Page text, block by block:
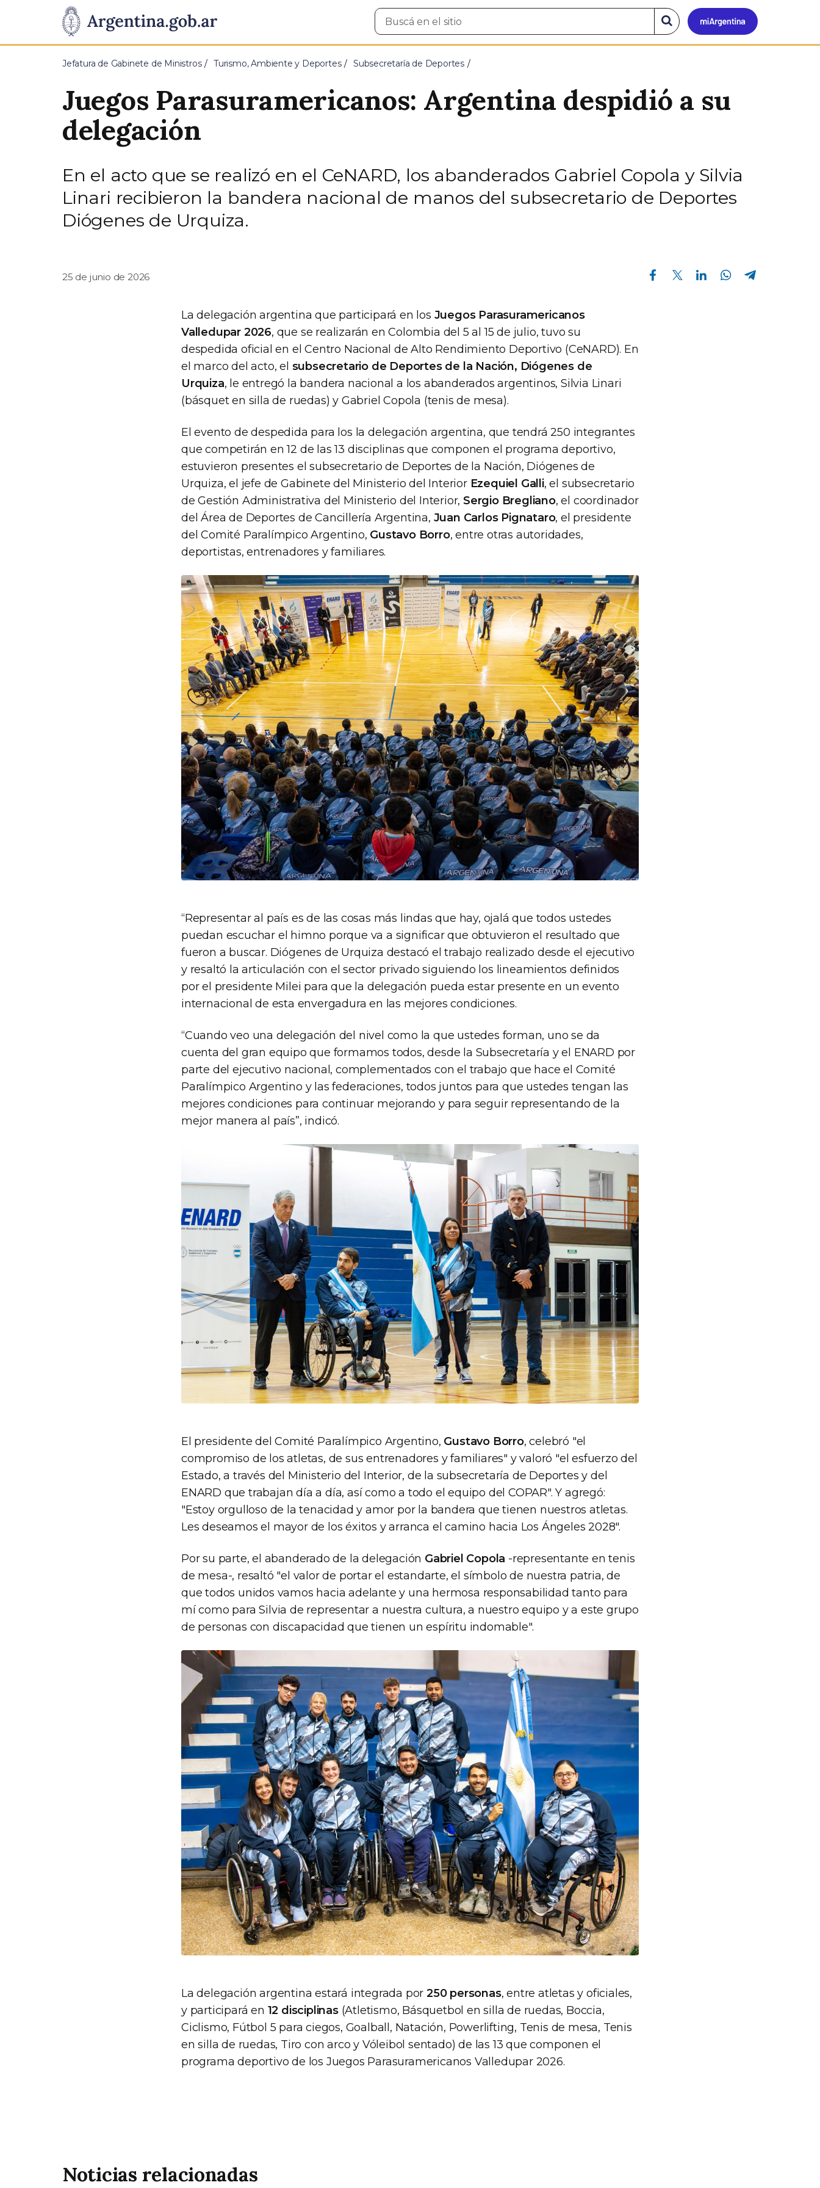
Presidencia
de
Pasar al contenido principal
Mi
Buscar
en
Buscar
en
el
Jefatura de Gabinete de Ministros Turismo, Ambiente y Deportes Subsecretaría de Deportes
Juegos Parasuramericanos: Argentina despidió a su
delegación
En el acto que se realizó en el CeNARD, los abanderados Gabriel Copola y Silvia
Linari recibieron la bandera nacional de manos del subsecretario de Deportes
Diógenes de Urquiza.
25 de junio de 2026
Compartir en Facebook Compartir en Twitter Compartir en Linkedin Compartir en Whatsapp
La delegación argentina que participará en los Juegos Parasuramericanos
Valledupar 2026, que se realizarán en Colombia del 5 al 15 de julio, tuvo su
despedida oficial en el Centro Nacional de Alto Rendimiento Deportivo (CeNARD). En
el marco del acto, el subsecretario de Deportes de la Nación, Diógenes de
Urquiza, le entregó la bandera nacional a los abanderados argentinos, Silvia Linari
(básquet en silla de ruedas) y Gabriel Copola (tenis de mesa).
El evento de despedida para los la delegación argentina, que tendrá 250 integrantes
que competirán en 12 de las 13 disciplinas que componen el programa deportivo,
estuvieron presentes el subsecretario de Deportes de la Nación, Diógenes de
Urquiza, el jefe de Gabinete del Ministerio del Interior Ezequiel Galli, el subsecretario
de Gestión Administrativa del Ministerio del Interior, Sergio Bregliano, el coordinador
del Área de Deportes de Cancillería Argentina, Juan Carlos Pignataro, el presidente
del Comité Paralímpico Argentino, Gustavo Borro, entre otras autoridades,
deportistas, entrenadores y familiares.
“Representar al país es de las cosas más lindas que hay, ojalá que todos ustedes
puedan escuchar el himno porque va a significar que obtuvieron el resultado que
fueron a buscar. Diógenes de Urquiza destacó el trabajo realizado desde el ejecutivo
y resaltó la articulación con el sector privado siguiendo los lineamientos definidos
por el presidente Milei para que la delegación pueda estar presente en un evento
internacional de esta envergadura en las mejores condiciones.
“Cuando veo una delegación del nivel como la que ustedes forman, uno se da
cuenta del gran equipo que formamos todos, desde la Subsecretaría y el ENARD por
parte del ejecutivo nacional, complementados con el trabajo que hace el Comité
Paralímpico Argentino y las federaciones, todos juntos para que ustedes tengan las
mejores condiciones para continuar mejorando y para seguir representando de la
mejor manera al país”, indicó.
El presidente del Comité Paralímpico Argentino, Gustavo Borro, celebró "el
compromiso de los atletas, de sus entrenadores y familiares" y valoró "el esfuerzo del
Estado, a través del Ministerio del Interior, de la subsecretaría de Deportes y del
ENARD que trabajan día a día, así como a todo el equipo del COPAR". Y agregó:
"Estoy orgulloso de la tenacidad y amor por la bandera que tienen nuestros atletas.
Les deseamos el mayor de los éxitos y arranca el camino hacia Los Ángeles 2028".
Por su parte, el abanderado de la delegación Gabriel Copola -representante en tenis
de mesa-, resaltó "el valor de portar el estandarte, el símbolo de nuestra patria, de
que todos unidos vamos hacia adelante y una hermosa responsabilidad tanto para
mí como para Silvia de representar a nuestra cultura, a nuestro equipo y a este grupo
de personas con discapacidad que tienen un espíritu indomable".
La delegación argentina estará integrada por 250 personas, entre atletas y oficiales,
y participará en 12 disciplinas(Atletismo, Básquetbol en silla de ruedas, Boccia,
Ciclismo, Fútbol 5 para ciegos, Goalball, Natación, Powerlifting, Tenis de mesa, Tenis
en silla de ruedas, Tiro con arco y Vóleibol sentado) de las 13 que componen el
programa deportivo de los Juegos Parasuramericanos Valledupar 2026.
Noticias relacionadas